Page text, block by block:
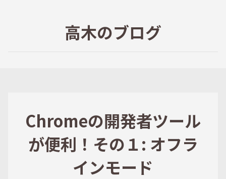
高木のブログ
Chromeの開発者ツール
が便利！その１: オフラ
インモード